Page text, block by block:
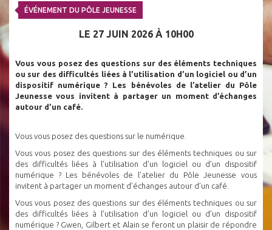
ÉVÉNEMENT DU PÔLE JEUNESSE
LE 27 JUIN 2026 À 10H00
Vous vous posez des questions sur des éléments techniques
ou sur des difficultés liées à l’utilisation d’un logiciel ou d’un
dispositif numérique ? Les bénévoles de l’atelier du Pôle
Jeunesse vous invitent à partager un moment d’échanges
autour d’un café.
Vous vous posez des questions sur le numérique.
Vous vous posez des questions sur des éléments techniques ou sur
des difficultés liées à l’utilisation d’un logiciel ou d’un dispositif
numérique ? Les bénévoles de l’atelier du Pôle Jeunesse vous
invitent à partager un moment d’échanges autour d’un café.
Vous vous posez des questions sur des éléments techniques ou sur
des difficultés liées à l’utilisation d’un logiciel ou d’un dispositif
numérique ? Gwen, Gilbert et Alain se feront un plaisir de répondre